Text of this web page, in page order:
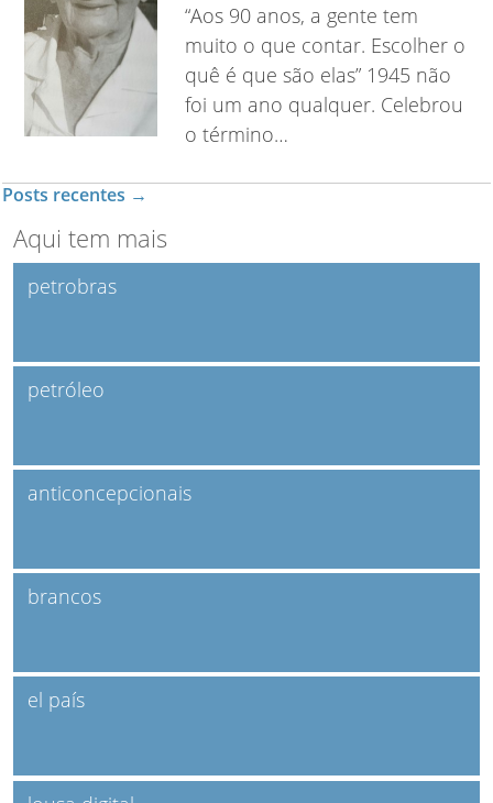
“Aos 90 anos, a gente tem
muito o que contar. Escolher o
quê é que são elas” 1945 não
foi um ano qualquer. Celebrou
o término…
Posts recentes →
Aqui tem mais
petrobras
petróleo
anticoncepcionais
brancos
el país